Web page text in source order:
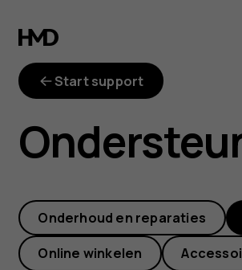
What
is
the
error
and
how
Start support
Onderhoud en reparaties
Online winkelen